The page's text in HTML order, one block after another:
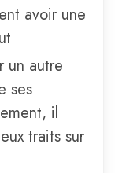
avoir une
un autre
ses
il
traits sur